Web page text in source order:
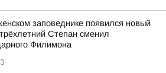
заповеднике появился новый
Степан сменил
Филимона